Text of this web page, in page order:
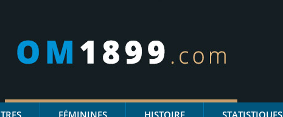
FÉMININES HISTOIRE STATISTIQUES